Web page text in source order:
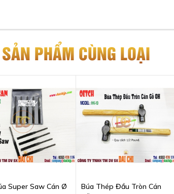
SẢN PHẨM CÙNG LOẠI
Super Saw Cán Ø
Búa Thép Đầu Tròn Cán